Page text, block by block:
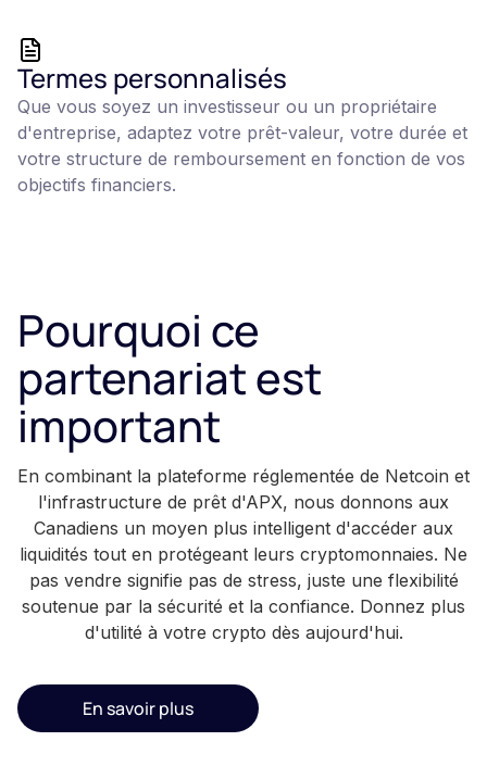
Termes personnalisés
Que vous soyez un investisseur ou un propriétaire
d'entreprise, adaptez votre prêt-valeur, votre durée et
votre structure de remboursement en fonction de vos
objectifs financiers.
Pourquoi ce
partenariat est
important
En combinant la plateforme réglementée de Netcoin et
l'infrastructure de prêt d'APX, nous donnons aux
Canadiens un moyen plus intelligent d'accéder aux
liquidités tout en protégeant leurs cryptomonnaies. Ne
pas vendre signifie pas de stress, juste une flexibilité
soutenue par la sécurité et la confiance. Donnez plus
d'utilité à votre crypto dès aujourd'hui.
En savoir plus